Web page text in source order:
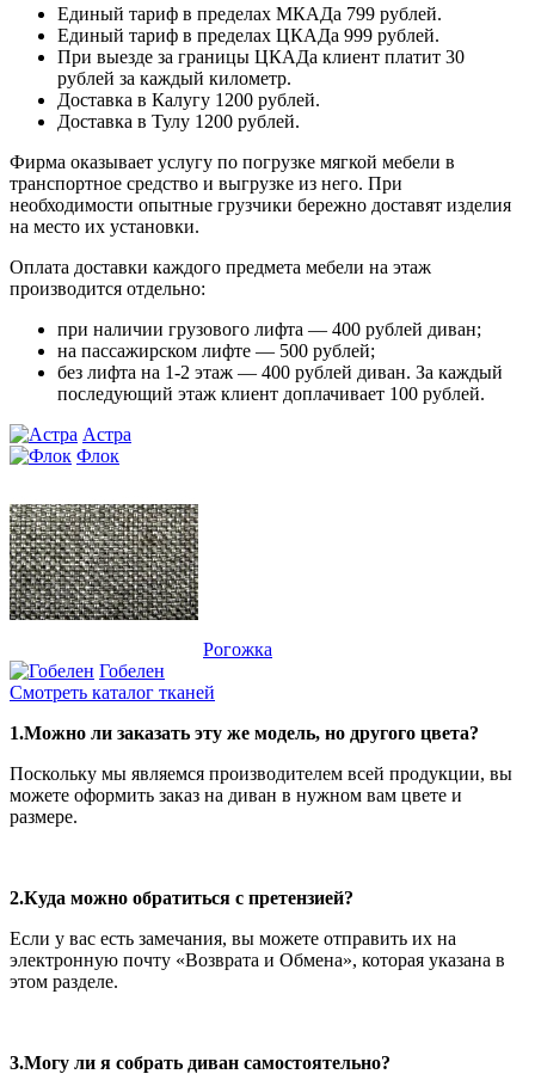
Единый тариф в пределах МКАДа 799 рублей.
Единый тариф в пределах ЦКАДа 999 рублей.
При выезде за границы ЦКАДа клиент платит 30
рублей за каждый километр.
Доставка в Калугу 1200 рублей.
Доставка в Тулу 1200 рублей.
Фирма оказывает услугу по погрузке мягкой мебели в
транспортное средство и выгрузке из него. При
необходимости опытные грузчики бережно доставят изделия
на место их установки.
Оплата доставки каждого предмета мебели на этаж
производится отдельно:
при наличии грузового лифта — 400 рублей диван;
на пассажирском лифте — 500 рублей;
без лифта на 1-2 этаж — 400 рублей диван. За каждый
последующий этаж клиент доплачивает 100 рублей.
Астра
Флок
Рогожка
Гобелен
Смотреть каталог тканей
1.Можно ли заказать эту же модель, но другого цвета?
Поскольку мы являемся производителем всей продукции, вы
можете оформить заказ на диван в нужном вам цвете и
размере.
2.Куда можно обратиться с претензией?
Если у вас есть замечания, вы можете отправить их на
электронную почту «Возврата и Обмена», которая указана в
этом разделе.
3.Могу ли я собрать диван самостоятельно?